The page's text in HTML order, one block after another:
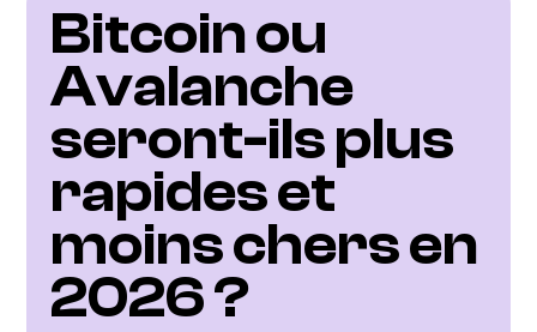
Bitcoin ou
Avalanche
seront-ils plus
rapides et
moins chers en
2026 ?